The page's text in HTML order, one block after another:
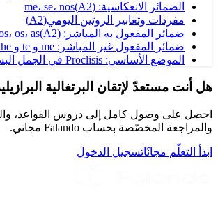
الضمائر الانعكاسية: me، se، nos
(A2)
مفردات وتعابير الروتين اليومي(
A2
)
ضمائر المفعول به المباشر: me، te، o، a، nos، os، as
(A2)
ضمائر المفعول غير المباشر: me و te و lhe و nos و lhes
الموضع الأساسي: Proclisis في الجمل البسيطة
هل أنت مستعدّ لإتقان البرتغالية
احصل على وصول كامل إلى دروس القواعد،
والمراجعة المخصّصة بحساب Falando مجاني.
ابدأ التعلّم مجانًاتسجيل الدخول